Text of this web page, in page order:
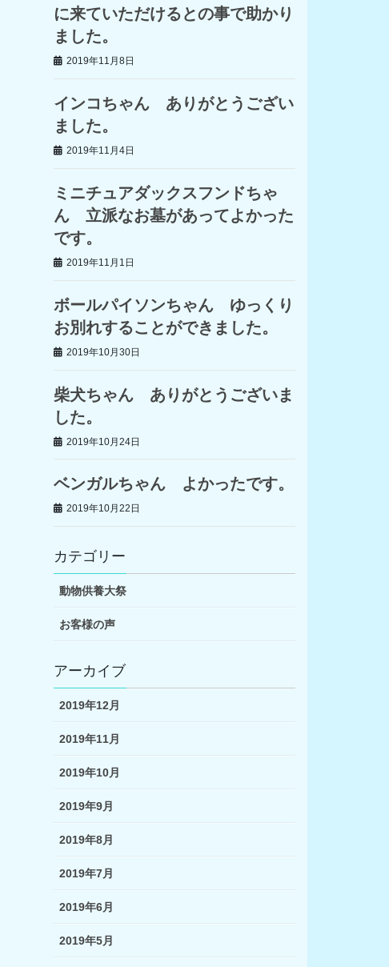
に来ていただけるとの事で助かり
ました。
2019年11月8日
インコちゃん ありがとうござい
ました。
2019年11月4日
ミニチュアダックスフンドちゃ
ん 立派なお墓があってよかった
です。
2019年11月1日
ボールパイソンちゃん ゆっくり
お別れすることができました。
2019年10月30日
柴犬ちゃん ありがとうございま
した。
2019年10月24日
ベンガルちゃん よかったです。
2019年10月22日
カテゴリー
動物供養大祭
お客様の声
アーカイブ
2019年12月
2019年11月
2019年10月
2019年9月
2019年8月
2019年7月
2019年6月
2019年5月